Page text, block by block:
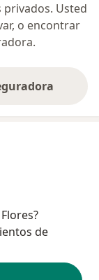
privados. Usted
o encontrar
de